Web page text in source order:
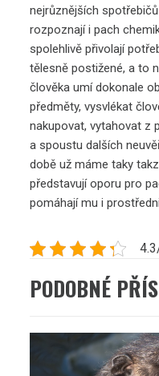
nejrůznějších
rozpoznají i pach
spolehlivě přivolají
tělesně postižené, a to
člověka umí dokonale
předměty, vysvlékat
nakupovat, vytahovat z
a spoustu dalších
době už máme taky
představují oporu pro
pomáhají mu i
PODOBNÉ